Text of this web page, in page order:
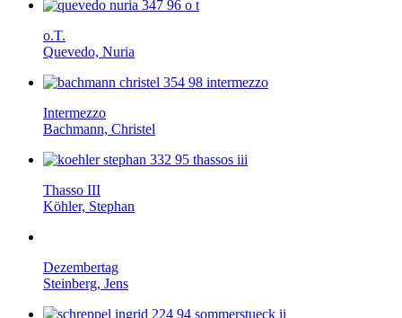
o.T.
Quevedo, Nuria
Intermezzo
Bachmann, Christel
Thasso III
Köhler, Stephan
Dezembertag
Steinberg, Jens